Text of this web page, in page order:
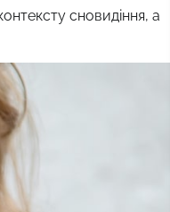
сновидіння, а